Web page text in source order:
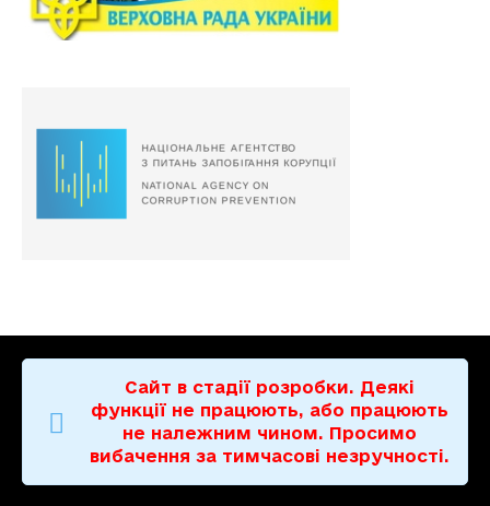
Сайт в стадії розробки. Деякі
функції не працюють, або працюють
не належним чином. Просимо
вибачення за тимчасові незручності.